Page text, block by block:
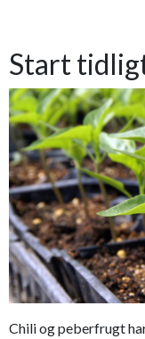
Start
Chili og peberfrugt